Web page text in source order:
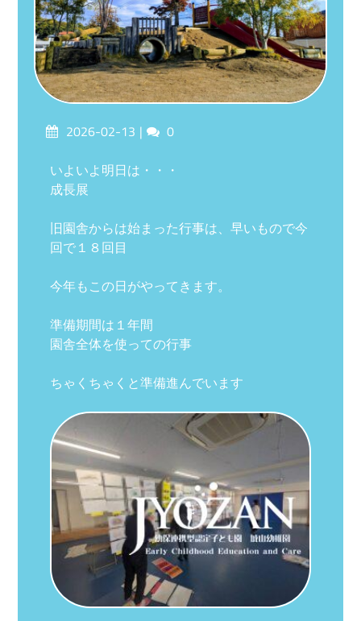
Posted2026-02-13 Comments
0
いよいよ明日は・・・
成長展
旧園舎からは始まった行事は、早いもので今
回で１８回目
今年もこの日がやってきます。
準備期間は１年間
園舎全体を使っての行事
ちゃくちゃくと準備進んでいます